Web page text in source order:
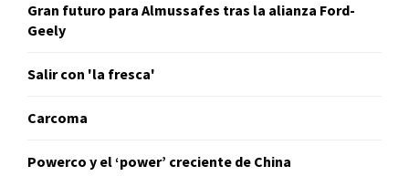
Gran futuro para Almussafes tras la alianza Ford-
Geely
Salir con 'la fresca'
Carcoma
Powerco y el ‘power’ creciente de China